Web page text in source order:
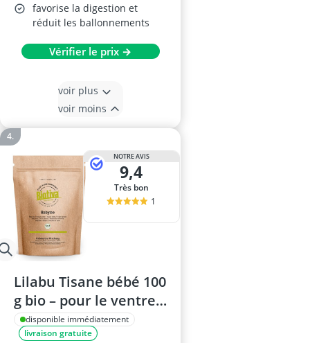
favorise la digestion et
réduit les ballonnements
Vérifier le prix →
voir plus
voir moins
NOTRE AVIS
9,4
Très bon
1
Lilabu Tisane bébé 100
g bio – pour le ventre –
sans additifs
disponible immédiatement
livraison gratuite